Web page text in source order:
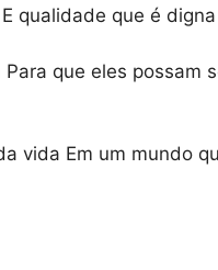
qualidade que é digna
que eles possam
vida Em um mundo